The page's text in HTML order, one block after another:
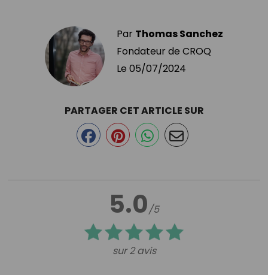
Par Thomas Sanchez
Fondateur de CROQ
Le 05/07/2024
5.0/5
sur 2 avis
PARTAGER CET ARTICLE SUR